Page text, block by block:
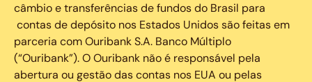
câmbio e transferências de fundos do Brasil para
contas de depósito nos Estados Unidos são feitas em
parceria com Ouribank S.A. Banco Múltiplo
(“Ouribank”). O Ouribank não é responsável pela
abertura ou gestão das contas nos EUA ou pelas